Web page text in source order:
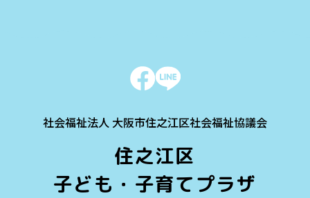
社会福祉法人 大阪市住之江区社会福祉協議会
住之江区
子ども・子育てプラザ